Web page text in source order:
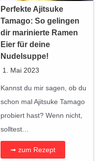
Perfekte Ajitsuke
Tamago: So gelingen
dir marinierte Ramen
Eier für deine
Nudelsuppe!
1. Mai 2023
Kannst du mir sagen, ob du
schon mal Ajitsuke Tamago
probiert hast? Wenn nicht,
solltest…
➟ zum Rezept